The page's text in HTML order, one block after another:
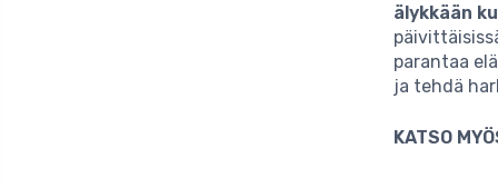
älykkään
parantaa
ja tehdä
KATSO